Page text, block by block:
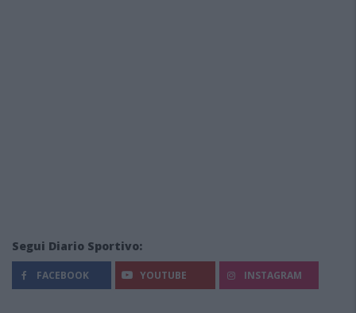
Segui Diario Sportivo:
FACEBOOK YOUTUBE INSTAGRAM